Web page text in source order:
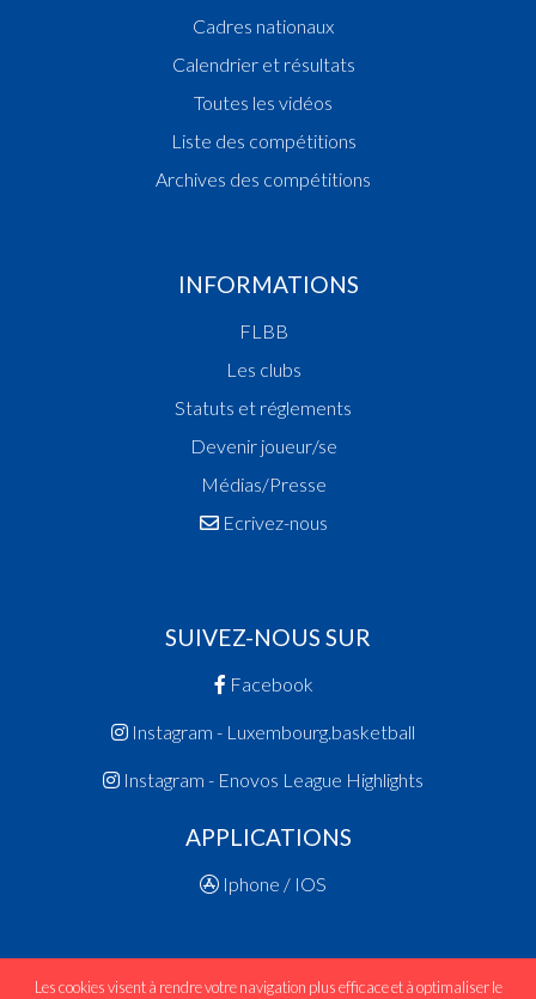
Cadres nationaux
Calendrier et résultats
Toutes les vidéos
Liste des compétitions
Archives des compétitions
INFORMATIONS
FLBB
Les clubs
Statuts et réglements
Devenir joueur/se
Médias/Presse
Ecrivez-nous
SUIVEZ-NOUS SUR
Facebook
Instagram - Luxembourg.basketball
Instagram - Enovos League Highlights
APPLICATIONS
Iphone / IOS
Les cookies visent à rendre votre navigation plus efficace et à optimaliser le